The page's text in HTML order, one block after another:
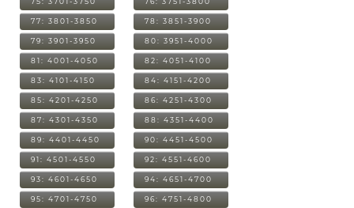
77: 3801-3850 78: 3851-3900
79: 3901-3950 80: 3951-4000
81: 4001-4050 82: 4051-4100
83: 4101-4150 84: 4151-4200
85: 4201-4250 86: 4251-4300
87: 4301-4350 88: 4351-4400
89: 4401-4450 90: 4451-4500
91: 4501-4550 92: 4551-4600
93: 4601-4650 94: 4651-4700
95: 4701-4750 96: 4751-4800